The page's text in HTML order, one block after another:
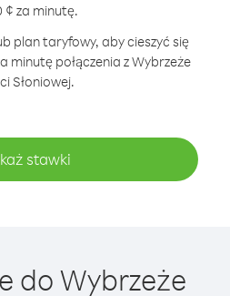
¢ za minutę.
plan taryfowy, aby cieszyć się
minutę połączenia z Wybrzeże
Słoniowej.
stawki
do Wybrzeże